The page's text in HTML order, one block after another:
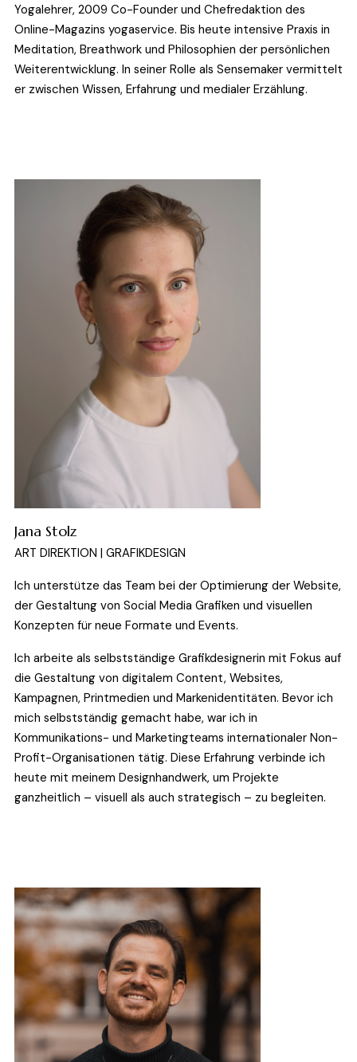
Yogalehrer, 2009 Co-Founder und Chefredaktion des
Online-Magazins yogaservice. Bis heute intensive Praxis in
Meditation, Breathwork und Philosophien der persönlichen
Weiterentwicklung. In seiner Rolle als Sensemaker vermittelt
er zwischen Wissen, Erfahrung und medialer Erzählung.
Jana Stolz
ART DIREKTION | GRAFIKDESIGN
Ich unterstütze das Team bei der Optimierung der Website,
der Gestaltung von Social Media Grafiken und visuellen
Konzepten für neue Formate und Events.
Ich arbeite als selbstständige Grafikdesignerin mit Fokus auf
die Gestaltung von digitalem Content, Websites,
Kampagnen, Printmedien und Markenidentitäten. Bevor ich
mich selbstständig gemacht habe, war ich in
Kommunikations- und Marketingteams internationaler Non-
Profit-Organisationen tätig. Diese Erfahrung verbinde ich
heute mit meinem Designhandwerk, um Projekte
ganzheitlich – visuell als auch strategisch – zu begleiten.